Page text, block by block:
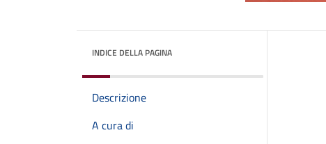
INDICE DELLA PAGINA
Descrizione
A cura di